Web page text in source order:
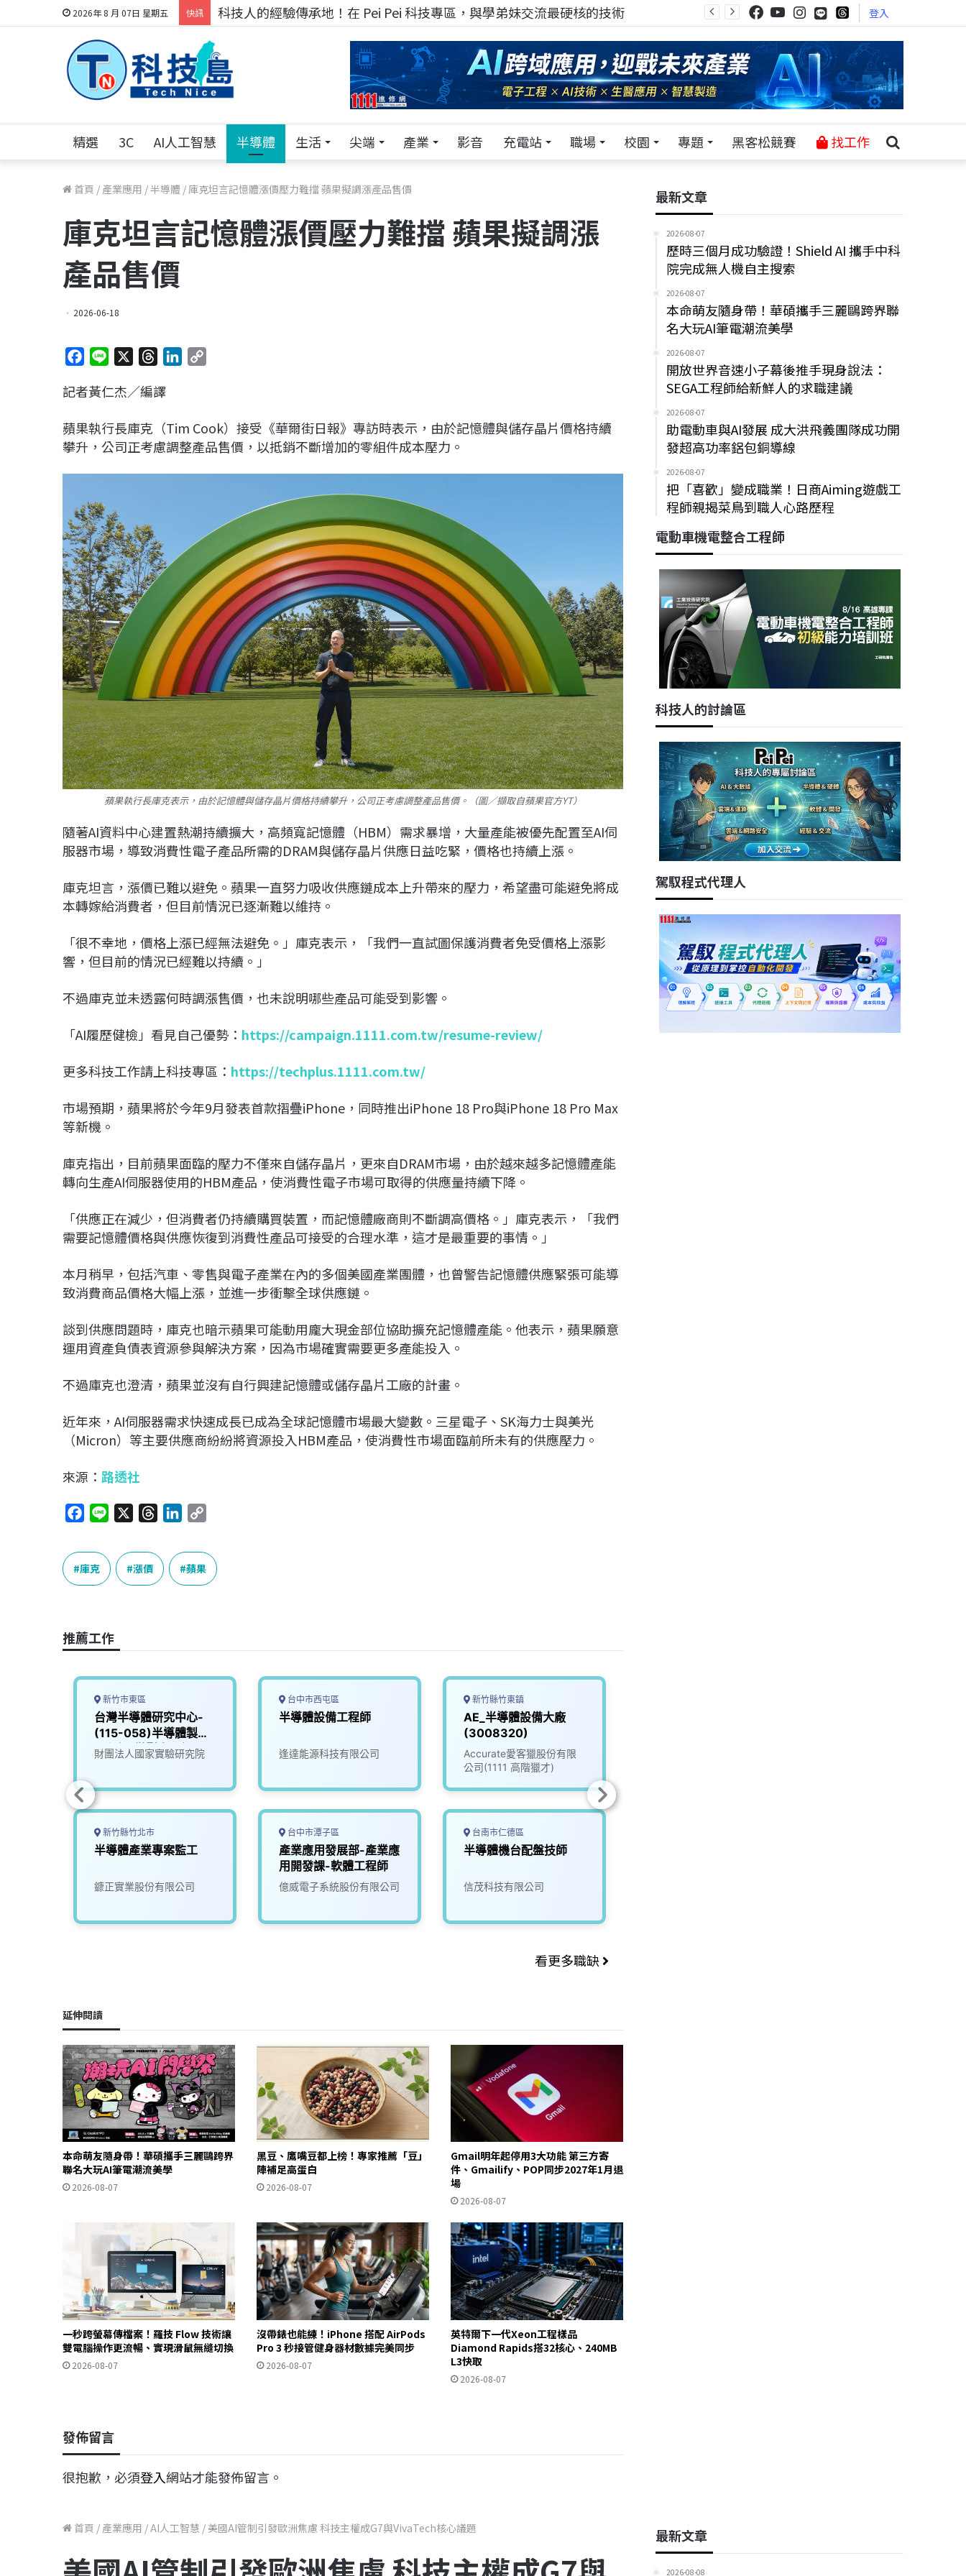
2026年 8 月 07日 星期五 快訊 科技人的經驗傳承地！在 Pei Pei 科技專區，與學弟妹交流最硬核的技術 登入
精選 3C AI人工智慧 半導體 生活 尖端 產業 影音 充電站 職場 校園 專題 黑客松競賽 找工作
首頁 / 產業應用 /半導體 /庫克坦言記憶體漲價壓力難擋 蘋果擬調漲產品售價
庫克坦言記憶體漲價壓力難擋 蘋果擬調漲
產品售價
2026-06-18
c
b
o
n
r
a
d
e
d
L
i
記者黃仁杰／編譯
蘋果執行長庫克（Tim Cook）接受《華爾街日報》專訪時表示，由於記憶體與儲存晶片價格持續
攀升，公司正考慮調整產品售價，以抵銷不斷增加的零組件成本壓力。
蘋果執行長庫克表示，由於記憶體與儲存晶片價格持續攀升，公司正考慮調整產品售價。（圖／擷取自蘋果官方YT）
隨著AI資料中心建置熱潮持續擴大，高頻寬記憶體（HBM）需求暴增，大量產能被優先配置至AI伺
服器市場，導致消費性電子產品所需的DRAM與儲存晶片供應日益吃緊，價格也持續上漲。
庫克坦言，漲價已難以避免。蘋果一直努力吸收供應鏈成本上升帶來的壓力，希望盡可能避免將成
本轉嫁給消費者，但目前情況已逐漸難以維持。
「很不幸地，價格上漲已經無法避免。」庫克表示，「我們一直試圖保護消費者免受價格上漲影
響，但目前的情況已經難以持續。」
不過庫克並未透露何時調漲售價，也未說明哪些產品可能受到影響。
「AI履歷健檢」看見自己優勢： https://campaign.1111.com.tw/resume-review/
更多科技工作請上科技專區： https://techplus.1111.com.tw/
市場預期，蘋果將於今年9月發表首款摺疊iPhone，同時推出iPhone 18 Pro與iPhone 18 Pro Max
等新機。
庫克指出，目前蘋果面臨的壓力不僅來自儲存晶片，更來自DRAM市場，由於越來越多記憶體產能
轉向生產AI伺服器使用的HBM產品，使消費性電子市場可取得的供應量持續下降。
「供應正在減少，但消費者仍持續購買裝置，而記憶體廠商則不斷調高價格。」庫克表示，「我們
需要記憶體價格與供應恢復到消費性產品可接受的合理水準，這才是最重要的事情。」
本月稍早，包括汽車、零售與電子產業在內的多個美國產業團體，也曾警告記憶體供應緊張可能導
致消費商品價格大幅上漲，並進一步衝擊全球供應鏈。
談到供應問題時，庫克也暗示蘋果可能動用龐大現金部位協助擴充記憶體產能。他表示，蘋果願意
運用資產負債表資源參與解決方案，因為市場確實需要更多產能投入。
不過庫克也澄清，蘋果並沒有自行興建記憶體或儲存晶片工廠的計畫。
近年來，AI伺服器需求快速成長已成為全球記憶體市場最大變數。三星電子、SK海力士與美光
（Micron）等主要供應商紛紛將資源投入HBM產品，使消費性市場面臨前所未有的供應壓力。
來源： 路透社
c
e
b
k
e
e
a
n
k
e
p
L
庫克 漲價 蘋果
推薦工作
新竹市東區
台灣半導體研究中心-
(115-058)半導體製程
工程師_微影光罩組
財團法人國家實驗研究院
新竹縣竹北市
半導體產業專案監工
鏮正實業股份有限公司
台中市西屯區
半導體設備工程師
逢達能源科技有限公司
台中市潭子區
產業應用發展部-產業應
用開發課-軟體工程師
億威電子系統股份有限公司
新竹縣竹東鎮
AE_半導體設備大廠
(3008320)
Accurate愛客獵股份有限
公司(1111 高階獵才)
台南市仁德區
半導體機台配盤技師
信茂科技有限公司
看更多職缺
延伸閱讀
本命萌友隨身帶！華碩攜手三麗鷗跨界
聯名大玩AI筆電潮流美學
2026-08-07
黑豆、鷹嘴豆都上榜！專家推薦「豆」
陣補足高蛋白
2026-08-07
Gmail明年起停用3大功能 第三方寄
件、Gmailify、POP同步2027年1月退
場
2026-08-07
一秒跨螢幕傳檔案！羅技 Flow 技術讓
雙電腦操作更流暢、實現滑鼠無縫切換
2026-08-07
沒帶錶也能練！iPhone 搭配 AirPods
Pro 3 秒接管健身器材數據完美同步
2026-08-07
英特爾下一代Xeon工程樣品
Diamond Rapids搭32核心、240MB
L3快取
2026-08-07
發佈留言
很抱歉，必須登入網站才能發佈留言。
最新文章
2026-08-07
歷時三個月成功驗證！Shield AI 攜手中科
院完成無人機自主搜索
2026-08-07
本命萌友隨身帶！華碩攜手三麗鷗跨界聯
名大玩AI筆電潮流美學
2026-08-07
開放世界音速小子幕後推手現身說法：
SEGA工程師給新鮮人的求職建議
2026-08-07
助電動車與AI發展 成大洪飛義團隊成功開
發超高功率鋁包銅導線
2026-08-07
把「喜歡」變成職業！日商Aiming遊戲工
程師親揭菜鳥到職人心路歷程
電動車機電整合工程師
科技人的討論區
駕馭程式代理人